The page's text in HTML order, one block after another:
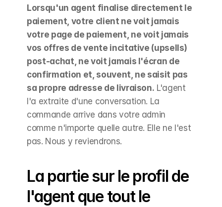
Lorsqu'un agent finalise directement le
paiement, votre client ne voit jamais
votre page de paiement, ne voit jamais
vos offres de vente incitative (upsells)
post-achat, ne voit jamais l'écran de
confirmation et, souvent, ne saisit pas
sa propre adresse de livraison. L'agent
l'a extraite d'une conversation. La
commande arrive dans votre admin
comme n'importe quelle autre. Elle ne l'est
pas. Nous y reviendrons.
La partie sur le profil de
l'agent que tout le